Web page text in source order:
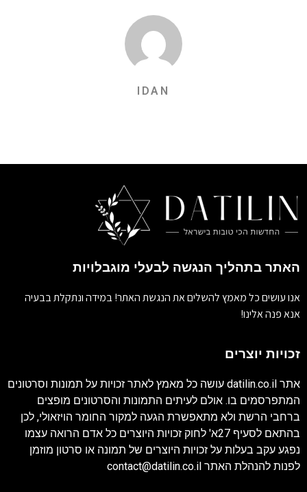
IDAN
האתר בתהליך הנגשה לבעלי מוגבלויות
אנו עושים כל מאמץ להשלים את הנגשת האתר! במידה ונתקלת בבעיה
אנא פנה אלינו!
זכויות יוצרים
אתר datilin.co.il עושה כל מאמץ לאתר זכויות על תמונות וסרטונים
המתפרסמים בו. אולם לעיתים התמונות והסרטונים מופצים
ברחבי הרשת ולא מתאפשרת הגעה למקור החומר הויזאולי, לכן
בהתאם לסעיף 27א' לחוק זכויות היוצרים כל אדם הרואה עצמו
נפגע עקב בעלות על זכויות היוצרים של תמונה או סרטון מוזמן
לפנות להנהלת האתר contact@datilin.co.il